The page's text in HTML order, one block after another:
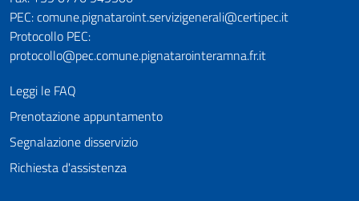
PEC: comune.pignataroint.servizigenerali@certipec.it
Protocollo PEC:
protocollo@pec.comune.pignatarointeramna.fr.it
Leggi le FAQ
Prenotazione appuntamento
Segnalazione disservizio
Richiesta d'assistenza